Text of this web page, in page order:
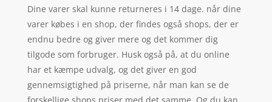
Dine varer skal kunne returneres i 14 dage. når dine
varer købes i en shop, der findes også shops, der er
endnu bedre og giver mere og det kommer dig
tilgode som forbruger. Husk også på, at du online
har et kæmpe udvalg, og det giver en god
gennemsigtighed på priserne, når man kan se de
forskellige shops priser med det samme. Og du kan